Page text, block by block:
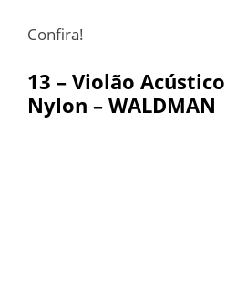
Confira!
13 – Violão
Nylon – WALDMAN